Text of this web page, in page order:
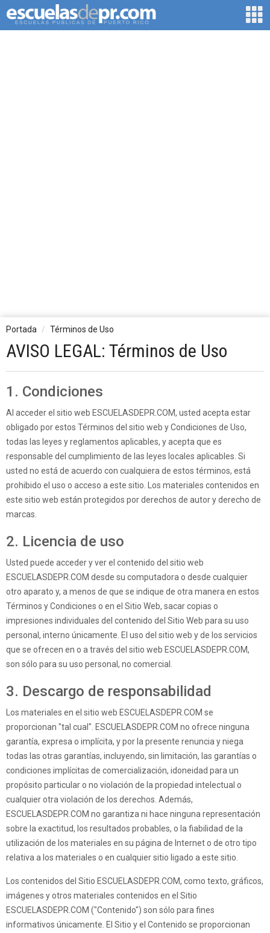
Portada Términos de Uso
AVISO LEGAL: Términos de Uso
1. Condiciones
Al acceder el sitio web ESCUELASDEPR.COM, usted acepta estar
obligado por estos Términos del sitio web y Condiciones de Uso,
todas las leyes y reglamentos aplicables, y acepta que es
responsable del cumplimiento de las leyes locales aplicables. Si
usted no está de acuerdo con cualquiera de estos términos, está
prohibido el uso o acceso a este sitio. Los materiales contenidos en
este sitio web están protegidos por derechos de autor y derecho de
marcas.
2. Licencia de uso
Usted puede acceder y ver el contenido del sitio web
ESCUELASDEPR.COM desde su computadora o desde cualquier
otro aparato y, a menos de que se indique de otra manera en estos
Términos y Condiciones o en el Sitio Web, sacar copias o
impresiones individuales del contenido del Sitio Web para su uso
personal, interno únicamente. El uso del sitio web y de los servicios
que se ofrecen en o a través del sitio web ESCUELASDEPR.COM,
son sólo para su uso personal, no comercial.
3. Descargo de responsabilidad
Los materiales en el sitio web ESCUELASDEPR.COM se
proporcionan "tal cual". ESCUELASDEPR.COM no ofrece ninguna
garantía, expresa o implícita, y por la presente renuncia y niega
todas las otras garantías, incluyendo, sin limitación, las garantías o
condiciones implícitas de comercialización, idoneidad para un
propósito particular o no violación de la propiedad intelectual o
cualquier otra violación de los derechos. Además,
ESCUELASDEPR.COM no garantiza ni hace ninguna representación
sobre la exactitud, los resultados probables, o la fiabilidad de la
utilización de los materiales en su página de Internet o de otro tipo
relativa a los materiales o en cualquier sitio ligado a este sitio.
Los contenidos del Sitio ESCUELASDEPR.COM, como texto, gráficos,
imágenes y otros materiales contenidos en el Sitio
ESCUELASDEPR.COM ("Contenido") son sólo para fines
informativos únicamente. El Sitio y el Contenido se proporcionan